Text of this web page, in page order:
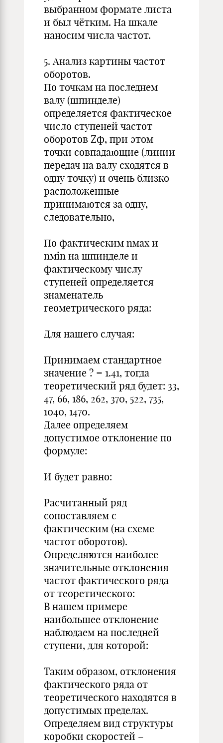
выбранном формате листа
и был чётким. На шкале
наносим числа частот.
5. Анализ картины частот
оборотов.
По точкам на последнем
валу (шпинделе)
определяется фактическое
число ступеней частот
оборотов Zф, при этом
точки совпадающие (линии
передач на валу сходятся в
одну точку) и очень близко
расположенные
принимаются за одну,
следовательно,
По фактическим nмах и
nмin на шпинделе и
фактическому числу
ступеней определяется
знаменатель
геометрического ряда:
Для нашего случая:
Принимаем стандартное
значение ? = 1.41, тогда
теоретический ряд будет: 33,
47, 66, 186, 262, 370, 522, 735,
1040, 1470.
Далее определяем
допустимое отклонение по
формуле:
И будет равно:
Расчитанный ряд
сопоставляем с
фактическим (на схеме
частот оборотов).
Определяются наиболее
значительные отклонения
частот фактического ряда
от теоретического:
В нашем примере
наибольшее отклонение
наблюдаем на последней
ступени, для которой:
Таким образом, отклонения
фактического ряда от
теоретического находятся в
допустимых пределах.
Определяем вид структуры
коробки скоростей –